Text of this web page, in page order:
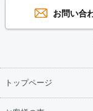
お問い合
トップページ